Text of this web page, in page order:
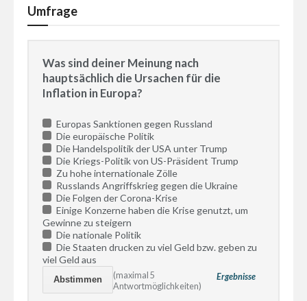
Umfrage
Was sind deiner Meinung nach
hauptsächlich die Ursachen für die
Inflation in Europa?
Europas Sanktionen gegen Russland
Die europäische Politik
Die Handelspolitik der USA unter Trump
Die Kriegs-Politik von US-Präsident Trump
Zu hohe internationale Zölle
Russlands Angriffskrieg gegen die Ukraine
Die Folgen der Corona-Krise
Einige Konzerne haben die Krise genutzt, um
Gewinne zu steigern
Die nationale Politik
Die Staaten drucken zu viel Geld bzw. geben zu
viel Geld aus
Ergebnisse
(maximal 5
Antwortmöglichkeiten)